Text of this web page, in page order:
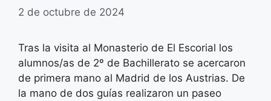
2 de octubre de 2024
Tras la visita al Monasterio de El Escorial los
alumnos/as de 2º de Bachillerato se acercaron
de primera mano al Madrid de los Austrias. De
la mano de dos guías realizaron un paseo